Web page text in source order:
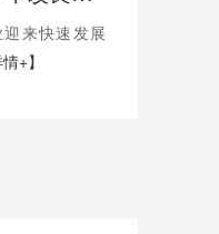
来快速发展
情+】